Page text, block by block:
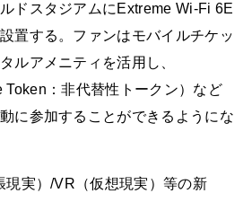
ドスタジアムにExtreme Wi-Fi 6E
置する。ファンはモバイルチケッ
ルアメニティを活用し、
：非代替性トークン）など
に参加することができるようにな
現実）/VR（仮想現実）等の新